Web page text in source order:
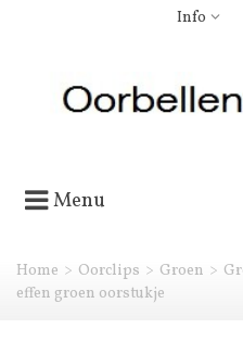
Info
Menu
Home > Oorclips > Groen >
effen groen oorstukje